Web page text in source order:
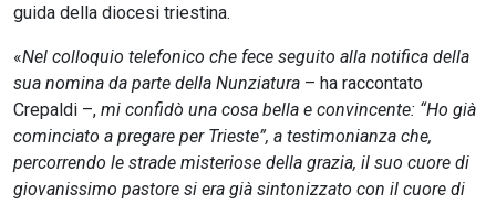
guida della diocesi triestina.
«Nel colloquio telefonico che fece seguito alla notifica della
sua nomina da parte della Nunziatura – ha raccontato
Crepaldi –, mi confidò una cosa bella e convincente: “Ho già
cominciato a pregare per Trieste”, a testimonianza che,
percorrendo le strade misteriose della grazia, il suo cuore di
giovanissimo pastore si era già sintonizzato con il cuore di